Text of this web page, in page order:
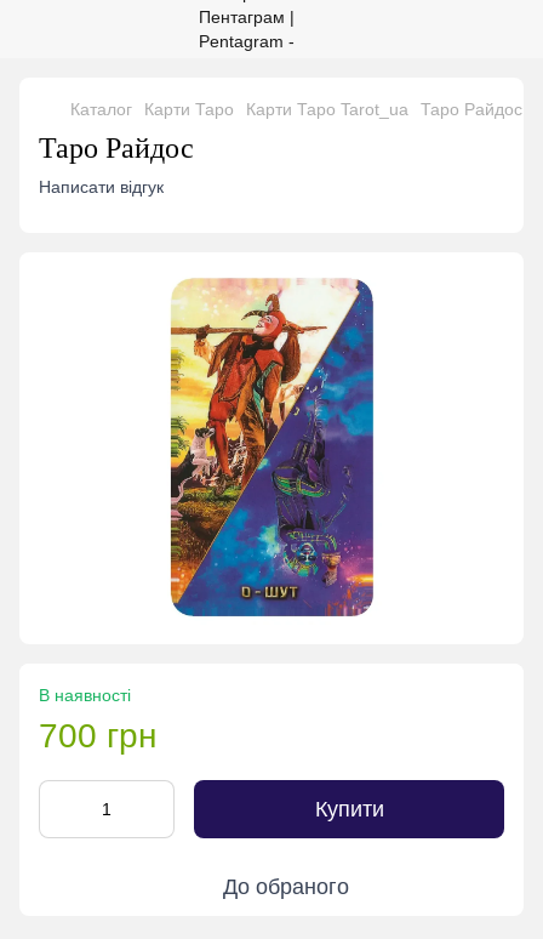
Каталог Карти Таро Карти Таро Tarot_ua Таро Райдос
Таро Райдос
Написати відгук
В наявності
700 грн
Купити
До обраного